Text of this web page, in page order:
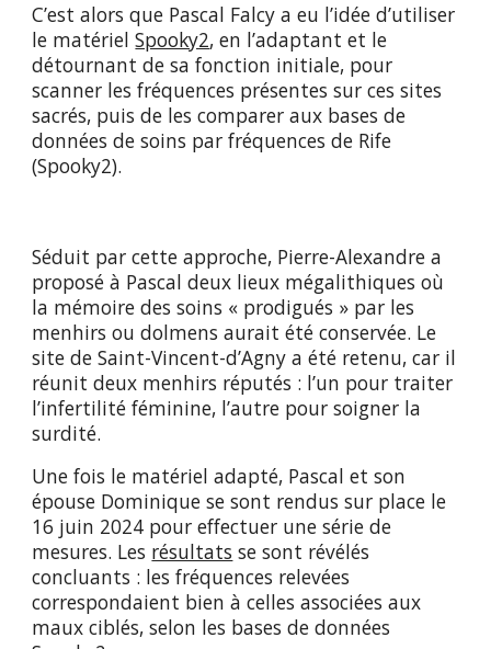
C’est alors que Pascal Falcy a eu l’idée d’utiliser
le matérielSpooky2, en l’adaptant et le
détournant de sa fonction initiale, pour
scanner les fréquences présentes sur ces sites
sacrés, puis de les comparer aux bases de
données de soins par fréquences de Rife
(Spooky2).
Séduit par cette approche, Pierre-Alexandre a
proposé à Pascal deux lieux mégalithiques où
la mémoire des soins « prodigués » par les
menhirs ou dolmens aurait été conservée. Le
site de Saint-Vincent-d’Agny a été retenu, car il
réunit deux menhirs réputés : l’un pour traiter
l’infertilité féminine, l’autre pour soigner la
surdité.
Une fois le matériel adapté, Pascal et son
épouse Dominique se sont rendus sur place le
16 juin 2024 pour effectuer une série de
mesures. Les résultats se sont révélés
concluants : les fréquences relevées
correspondaient bien à celles associées aux
maux ciblés, selon les bases de données